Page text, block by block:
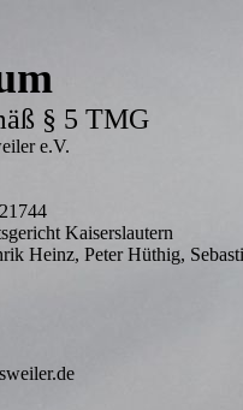
§ 5 TMG
e.V.
Kaiserslautern
Heinz, Peter Hüthig,